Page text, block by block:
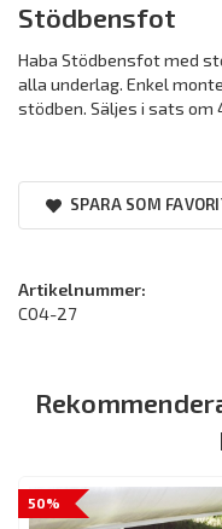
Stödbensfot
Haba Stödbensfot med
alla underlag. Enkel
stödben. Säljes i sats om
SPARA SOM
Artikelnummer:
C04-27
50%